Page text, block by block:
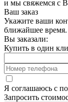
и мы свяжемся с
Ваш заказ
Укажите ваши
ближайшее время.
Вы заказали:
Купить в один
Я соглашаюсь с
Запросить